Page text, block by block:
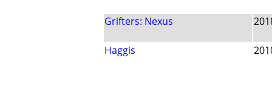
Grifters: Nexus
Haggis